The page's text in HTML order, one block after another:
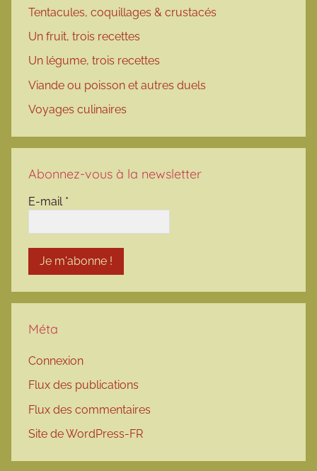
Tentacules, coquillages & crustacés
Un fruit, trois recettes
Un légume, trois recettes
Viande ou poisson et autres duels
Voyages culinaires
Abonnez-vous à la newsletter
E-mail *
Méta
Connexion
Flux des publications
Flux des commentaires
Site de WordPress-FR